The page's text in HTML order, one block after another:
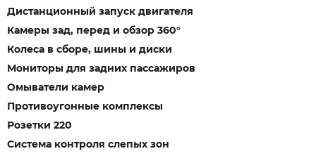
Дистанционный запуск двигателя
Камеры зад, перед и обзор 360°
Колеса в сборе, шины и диски
Мониторы для задних пассажиров
Омыватели камер
Противоугонные комплексы
Розетки 220
Система контроля слепых зон